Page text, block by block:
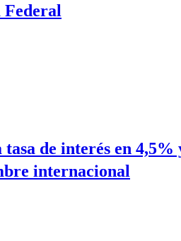
Federal
de interés en 4,5%
internacional